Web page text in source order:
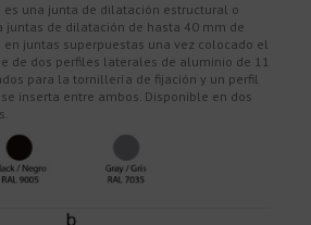
es una junta de dilatación estructural o
juntas de dilatación de hasta 40 mm de
juntas superpuestas una vez colocado el
de dos perfiles laterales de aluminio de 11
para la tornillería de fijación y un perfil
inserta entre ambos. Disponible en dos